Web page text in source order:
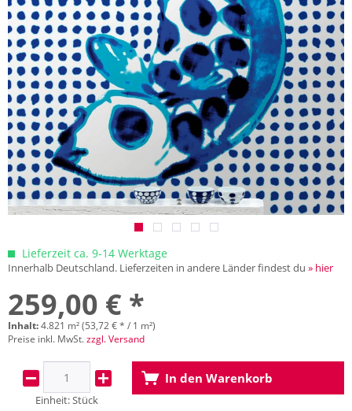
Lieferzeit ca. 9-14 Werktage
Innerhalb Deutschland. Lieferzeiten in andere Länder findest du » hier
259,00 € *
Inhalt:4.821 m² (53,72 € * / 1 m²)
Preise inkl. MwSt.zzgl. Versand
Einheit:Stück
In den Warenkorb